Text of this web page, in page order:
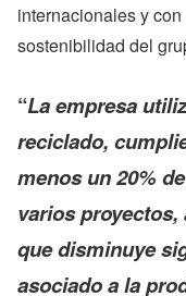
internacionales y
sostenibilidad del
“La empresa
reciclado,
menos un 20%
varios proyectos,
que disminuye
asociado a la